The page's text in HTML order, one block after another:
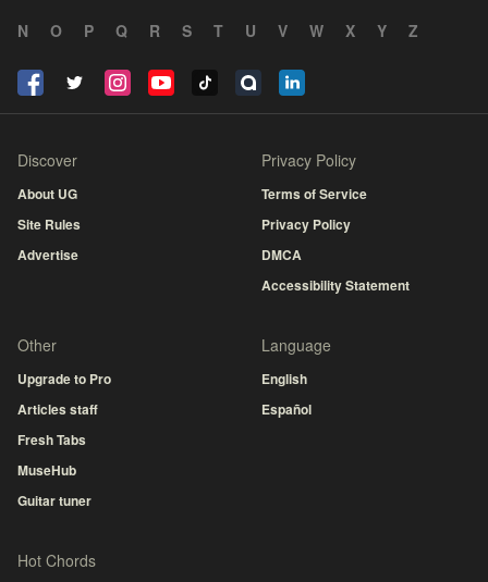
N
O P Q R S T U V W X Y Z
Discover
About UG
Site Rules
Advertise
Privacy Policy
Terms of Service
Privacy Policy
DMCA
Accessibility Statement
Other
Upgrade to Pro
Articles staff
Fresh Tabs
MuseHub
Guitar tuner
Language
English
Español
Hot Chords